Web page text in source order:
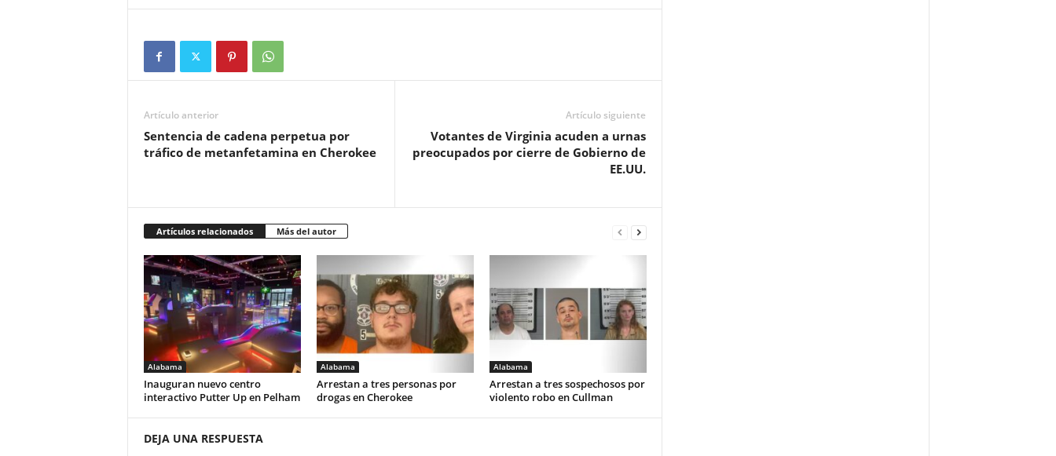
Artículo anterior
Sentencia de cadena perpetua por
tráfico de metanfetamina en Cherokee
Artículo siguiente
Votantes de Virginia acuden a urnas
preocupados por cierre de Gobierno de
EE.UU.
Artículos relacionados Más del autor
Alabama
Inauguran nuevo centro
interactivo Putter Up en Pelham
Alabama
Arrestan a tres personas por
drogas en Cherokee
Alabama
Arrestan a tres sospechosos por
violento robo en Cullman
DEJA UNA RESPUESTA